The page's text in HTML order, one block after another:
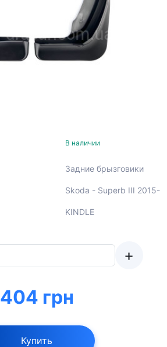
В наличии
Задние брызговики
Skoda - Superb III 2015-
KINDLE
+
404 грн
Купить